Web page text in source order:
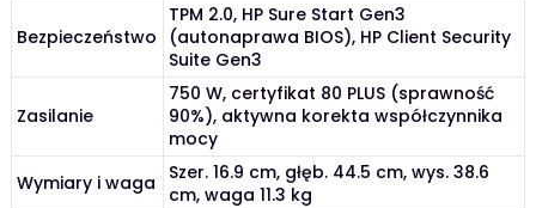
Bezpieczeństwo
TPM 2.0, HP Sure Start Gen3
(autonaprawa BIOS), HP Client Security
Suite Gen3
Zasilanie
750 W, certyfikat 80 PLUS (sprawność
90%), aktywna korekta współczynnika
mocy
Wymiary i waga
Szer. 16.9 cm, głęb. 44.5 cm, wys. 38.6
cm, waga 11.3 kg